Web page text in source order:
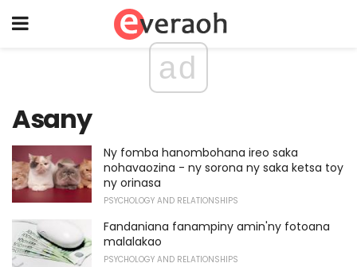
ad
Asany
Ny fomba hanombohana ireo saka
nohavaozina - ny sorona ny saka ketsa toy
ny orinasa
PSYCHOLOGY AND RELATIONSHIPS
Fandaniana fanampiny amin'ny fotoana
malalakao
PSYCHOLOGY AND RELATIONSHIPS